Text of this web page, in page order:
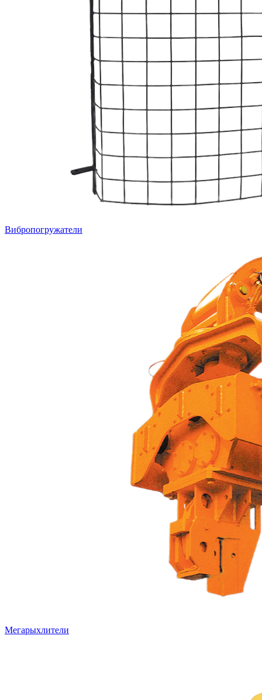
Вибропогружатели
Мегарыхлители